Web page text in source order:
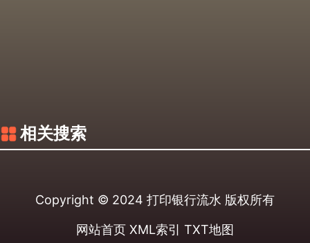
相关搜索
Copyright © 2024 打印银行流水 版权所有
网站首页 XML索引 TXT地图